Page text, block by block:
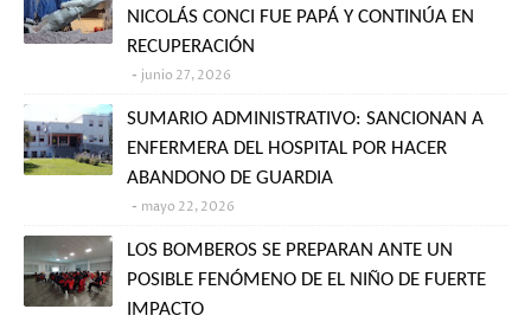
NICOLÁS CONCI FUE PAPÁ Y CONTINÚA EN
RECUPERACIÓN
junio 27, 2026
SUMARIO ADMINISTRATIVO: SANCIONAN A
ENFERMERA DEL HOSPITAL POR HACER
ABANDONO DE GUARDIA
mayo 22, 2026
LOS BOMBEROS SE PREPARAN ANTE UN
POSIBLE FENÓMENO DE EL NIÑO DE FUERTE
IMPACTO